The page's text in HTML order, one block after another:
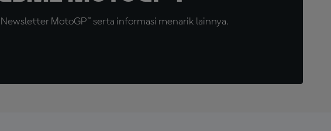
MotoGP™ serta informasi menarik lainnya.